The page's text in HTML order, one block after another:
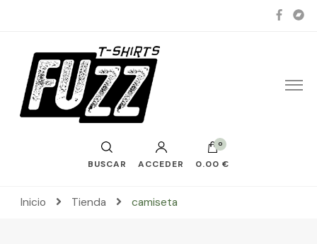
BUSCAR ACCEDER
0
0.00 €
Inicio Tienda camiseta